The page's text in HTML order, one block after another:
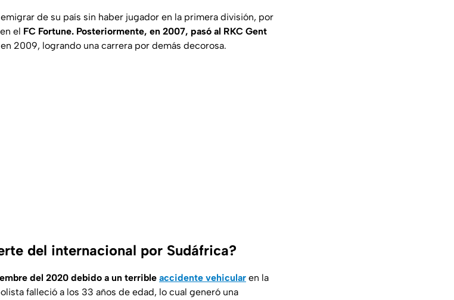
de su país sin haber jugador en la primera división, por
el FC Fortune. Posteriormente, en 2007, pasó al RKC Gent
2009, logrando una carrera por demás decorosa.
del internacional por Sudáfrica?
del 2020 debido a un terrible accidente vehicular en la
falleció a los 33 años de edad, lo cual generó una